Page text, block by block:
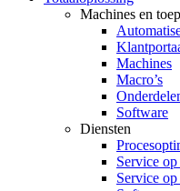
Machines en
Machines
Macro’s
Software
Diensten
Service op
Service